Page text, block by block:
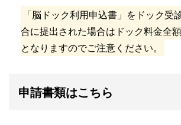
「脳ドック利用申込書」をドック受
合に提出された場合はドック料金全
となりますのでご注意ください。
申請書類はこちら